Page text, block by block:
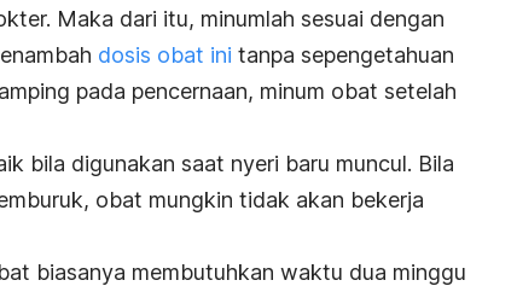
Maka dari itu, minumlah sesuai dengan
dosis obat ini tanpa sepengetahuan
pada pencernaan, minum obat setelah
bila digunakan saat nyeri baru muncul. Bila
obat mungkin tidak akan bekerja
biasanya membutuhkan waktu dua minggu